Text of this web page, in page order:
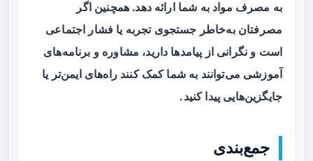
به مصرف مواد به شما ارائه دهد. همچنین اگر
مصرفتان به‌خاطر جستجوی تجربه یا فشار اجتماعی
است و نگرانی از پیامدها دارید، مشاوره و برنامه‌های
آموزشی می‌توانند به شما کمک کنند راه‌های ایمن‌تر یا
جایگزین‌هایی پیدا کنید.
جمع‌بندی